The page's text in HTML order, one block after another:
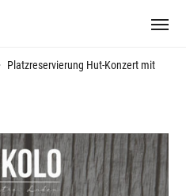
Platzreservierung Hut-Konzert mit